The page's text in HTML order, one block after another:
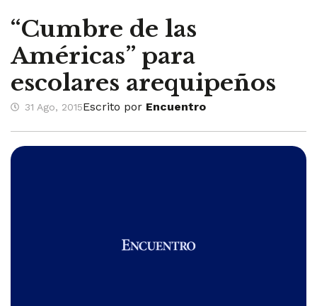
“Cumbre de las
Américas” para
escolares arequipeños
31 Ago, 2015Escrito por Encuentro